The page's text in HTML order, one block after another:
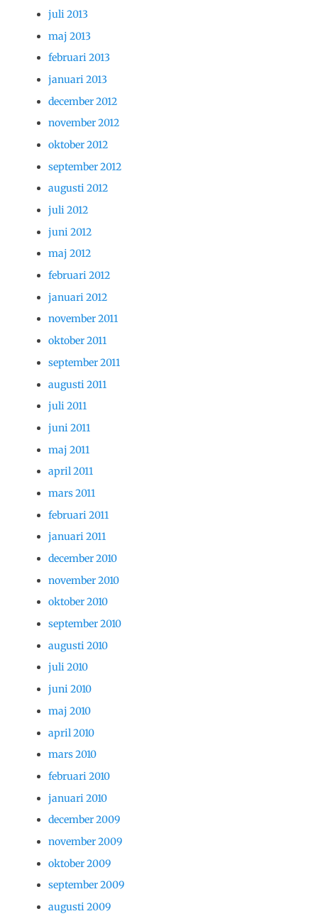
juli 2013
maj 2013
februari 2013
januari 2013
december 2012
november 2012
oktober 2012
september 2012
augusti 2012
juli 2012
juni 2012
maj 2012
februari 2012
januari 2012
november 2011
oktober 2011
september 2011
augusti 2011
juli 2011
juni 2011
maj 2011
april 2011
mars 2011
februari 2011
januari 2011
december 2010
november 2010
oktober 2010
september 2010
augusti 2010
juli 2010
juni 2010
maj 2010
april 2010
mars 2010
februari 2010
januari 2010
december 2009
november 2009
oktober 2009
september 2009
augusti 2009